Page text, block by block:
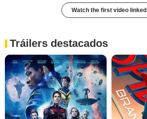
Watch the first video linked
Tráilers destacados